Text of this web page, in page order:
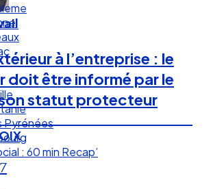
Pyrénées
: 60 min Recap’
à l’entreprise : le
doit être informé par le
statut protecteur